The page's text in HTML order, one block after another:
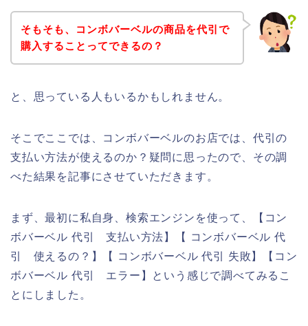
そもそも、コンボバーベルの商品を代引で
購入することってできるの？
と、思っている人もいるかもしれません。
そこでここでは、コンボバーベルのお店では、代引の
支払い方法が使えるのか？疑問に思ったので、その調
べた結果を記事にさせていただきます。
まず、最初に私自身、検索エンジンを使って、【コン
ボバーベル 代引 支払い方法】【 コンボバーベル 代
引 使えるの？】【 コンボバーベル 代引 失敗】【コン
ボバーベル 代引 エラー】という感じで調べてみるこ
とにしました。